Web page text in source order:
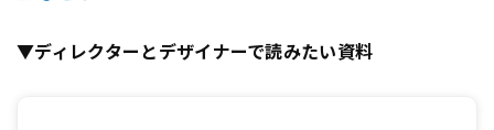
▼ディレクターとデザイナーで読みたい資料